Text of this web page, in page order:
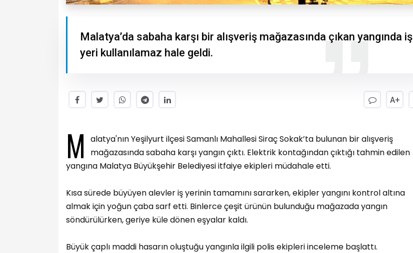
Malatya’da sabaha karşı bir alışveriş mağazasında çıkan yangında iş
yeri kullanılamaz hale geldi.
A+
M
alatya'nın Yeşilyurt ilçesi Samanlı Mahallesi Siraç Sokak’ta bulunan bir alışveriş
mağazasında sabaha karşı yangın çıktı. Elektrik kontağından çıktığı tahmin edilen
yangına Malatya Büyükşehir Belediyesi itfaiye ekipleri müdahale etti.
Kısa sürede büyüyen alevler iş yerinin tamamını sararken, ekipler yangını kontrol altına
almak için yoğun çaba sarf etti. Binlerce çeşit ürünün bulunduğu mağazada yangın
söndürülürken, geriye küle dönen eşyalar kaldı.
Büyük çaplı maddi hasarın oluştuğu yangınla ilgili polis ekipleri inceleme başlattı.